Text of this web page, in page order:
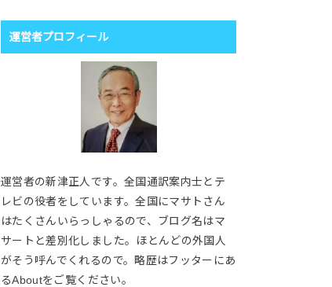
運営者プロフィール
運営者の新津正人です。全国通訳案内士とテ
レビの役者をしています。全国にマサトさん
はたくさんいらっしゃるので、ブログ名はマ
サートと差別化しました。ほとんどの外国人
がそう呼んでくれるので。略歴はフッターにあ
るAboutをご覧ください。